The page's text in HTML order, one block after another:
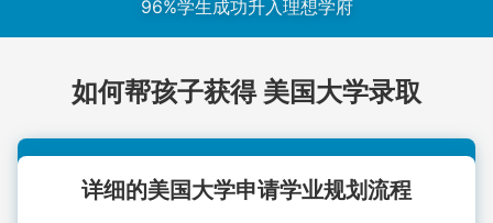
96%学生成功升入理想学府
如何帮孩子获得 美国大学录取
详细的美国大学申请学业规划流程